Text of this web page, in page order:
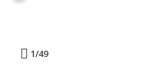
1/49